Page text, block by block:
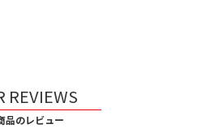
REVIEWS
品のレビュー